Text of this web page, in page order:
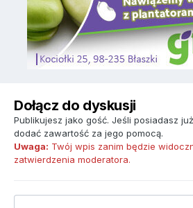
Dołącz do dyskusji
Publikujesz jako gość. Jeśli posiadasz
dodać zawartość za jego pomocą.
Uwaga: Twój wpis zanim będzie
zatwierdzenia moderatora.